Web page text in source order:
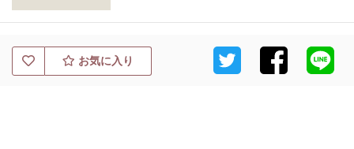
お気に入り